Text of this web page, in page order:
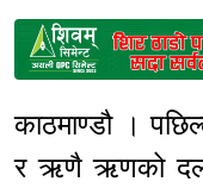
काठमाण्डौ ।
र ऋणै ऋणको